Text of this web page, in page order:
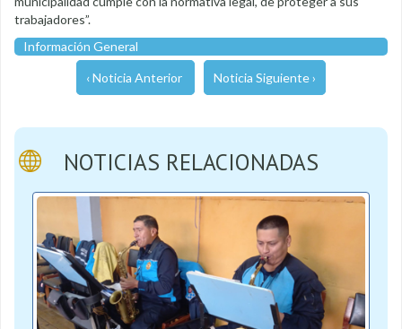
trabajadores”.
Información General
‹ Noticia Anterior Noticia Siguiente ›
NOTICIAS RELACIONADAS